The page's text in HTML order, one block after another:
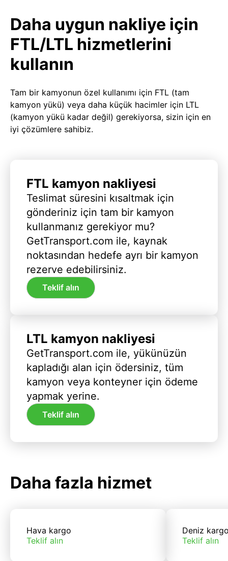
Daha uygun nakliye için
FTL/LTL hizmetlerini
kullanın
Tam bir kamyonun özel kullanımı için FTL (tam
kamyon yükü) veya daha küçük hacimler için LTL
(kamyon yükü kadar değil) gerekiyorsa, sizin için en
iyi çözümlere sahibiz.
FTL kamyon nakliyesi
Teslimat süresini kısaltmak için
gönderiniz için tam bir kamyon
kullanmanız gerekiyor mu?
GetTransport.com ile, kaynak
noktasından hedefe ayrı bir kamyon
rezerve edebilirsiniz.
Teklif alın
LTL kamyon nakliyesi
GetTransport.com ile, yükünüzün
kapladığı alan için ödersiniz, tüm
kamyon veya konteyner için ödeme
yapmak yerine.
Teklif alın
Daha fazla hizmet
Hava kargo
Teklif alın
Deniz
Teklif alın